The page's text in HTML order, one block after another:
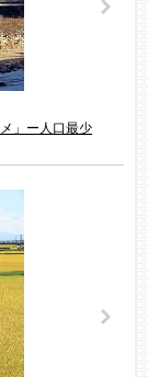
」ー人口最少